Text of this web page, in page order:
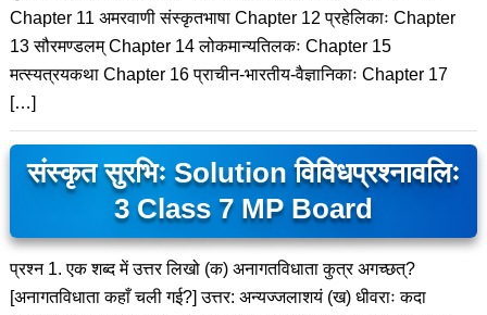
Chapter 11 अमरवाणी संस्कृतभाषा Chapter 12 प्रहेलिकाः Chapter
13 सौरमण्डलम् Chapter 14 लोकमान्यतिलकः Chapter 15
मत्स्यत्रयकथा Chapter 16 प्राचीन-भारतीय-वैज्ञानिकाः Chapter 17
[…]
संस्कृत सुरभिः Solution विविधप्रश्नावलिः
3 Class 7 MP Board
प्रश्न 1. एक शब्द में उत्तर लिखो (क) अनागतविधाता कुत्र अगच्छत्?
[अनागतविधाता कहाँ चली गई?] उत्तर: अन्यज्जलाशयं (ख) धीवराः कदा